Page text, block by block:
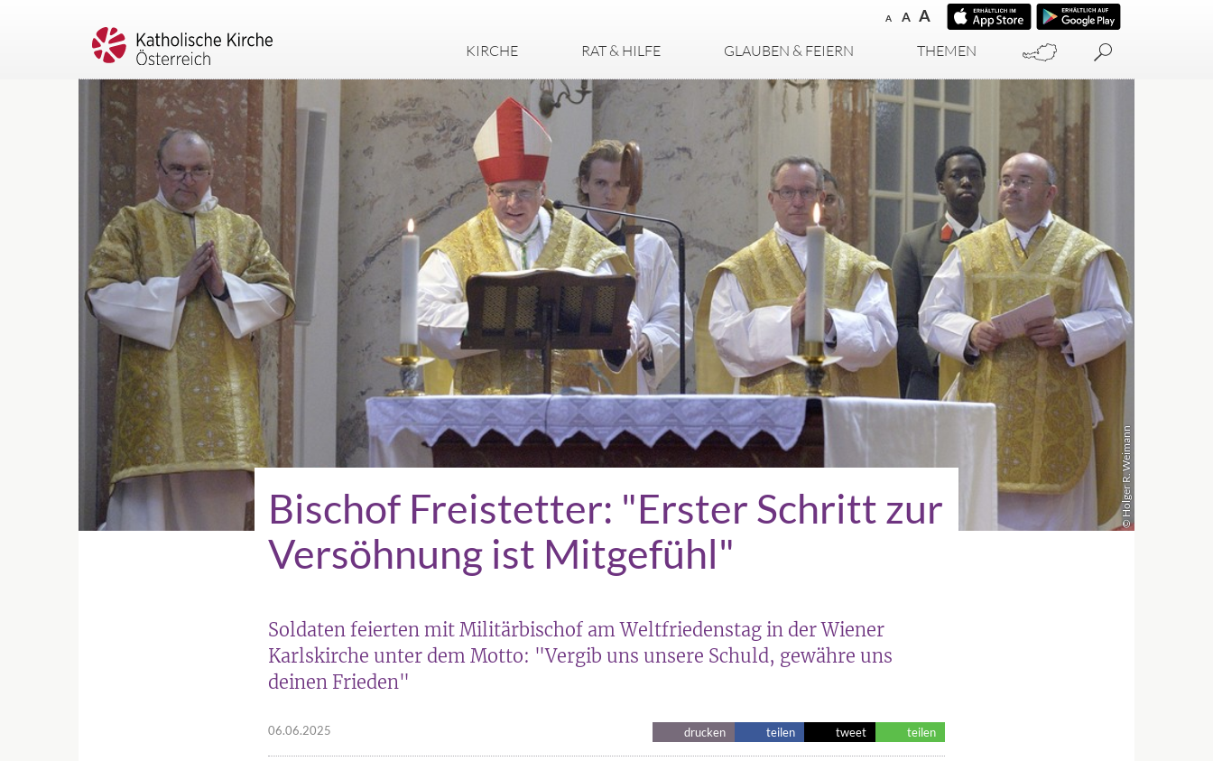
A A A
KIRCHE RAT & HILFE GLAUBEN & FEIERN THEMEN
© Holger R. Weimann
Bischof Freistetter: "Erster Schritt zur
Versöhnung ist Mitgefühl"
Soldaten feierten mit Militärbischof am Weltfriedenstag in der Wiener
Karlskirche unter dem Motto: "Vergib uns unsere Schuld, gewähre uns
deinen Frieden"
06.06.2025 drucken teilen tweet teilen